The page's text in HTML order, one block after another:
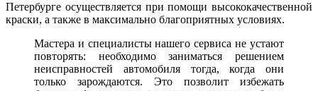
Петербурге осуществляется при помощи высококачественной
краски, а также в максимально благоприятных условиях.
Мастера и специалисты нашего сервиса не устают
повторять: необходимо заниматься решением
неисправностей автомобиля тогда, когда они
только зарождаются. Это позволит избежать